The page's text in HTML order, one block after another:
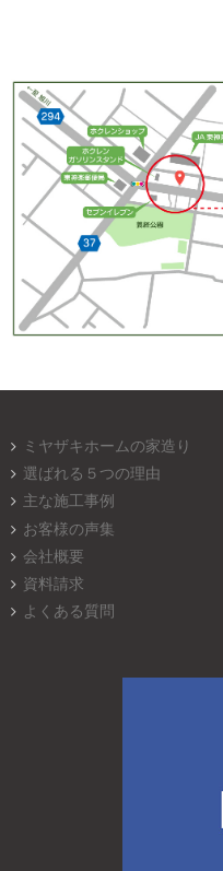
ミヤザキホームの家造り
選ばれる５つの理由
主な施工事例
お客様の声集
会社概要
資料請求
よくある質問